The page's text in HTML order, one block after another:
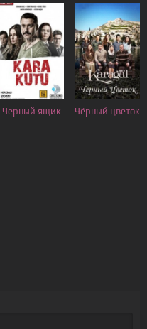
Черный ящик Чёрный цветок